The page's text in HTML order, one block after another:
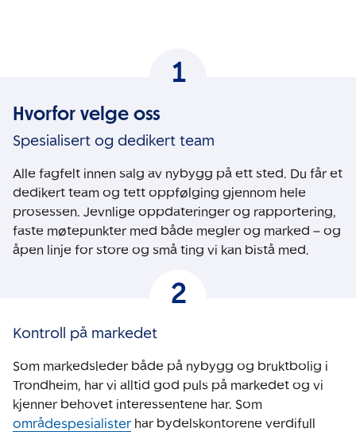
Hvorfor velge oss
Spesialisert og dedikert team
Alle fagfelt innen salg av nybygg på ett sted. Du får et
dedikert team og tett oppfølging gjennom hele
prosessen. Jevnlige oppdateringer og rapportering,
faste møtepunkter med både megler og marked – og
åpen linje for store og små ting vi kan bistå med.
Kontroll på markedet
Som markedsleder både på nybygg og bruktbolig i
Trondheim, har vi alltid god puls på markedet og vi
kjenner behovet interessentene har. Som
områdespesialister har bydelskontorene verdifull